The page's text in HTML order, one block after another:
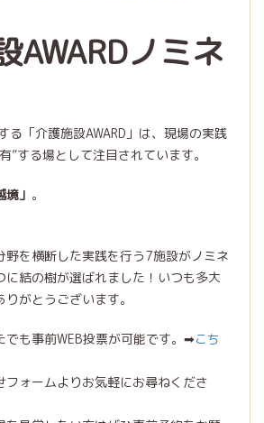
AWARDノミネ
る「介護施設AWARD」は、現場の実践
”する場として注目されています。
境」 。
野を横断した実践を行う7施設がノミネ
に結の樹が選ばれました！いつも多大
がとうございます。
でも事前WEB投票が可能です。➡こち
フォームよりお気軽にお尋ねくださ